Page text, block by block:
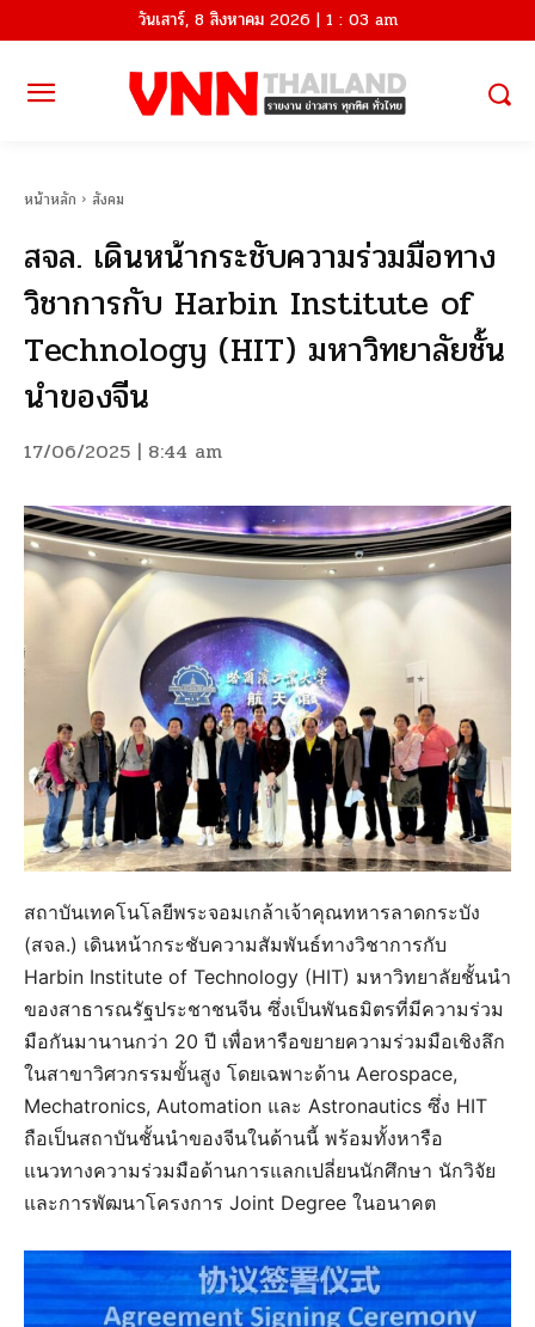
วันเสาร์, 8 สิงหาคม 2026 | 1 : 03 am
หน้าหลัก สังคม
สจล. เดินหน้ากระชับความร่วมมือทาง
วิชาการกับ Harbin Institute of
Technology (HIT) มหาวิทยาลัยชั้น
นำของจีน
17/06/2025 | 8:44 am
สถาบันเทคโนโลยีพระจอมเกล้าเจ้าคุณทหารลาดกระบัง
(สจล.) เดินหน้ากระชับความสัมพันธ์ทางวิชาการกับ
Harbin Institute of Technology (HIT) มหาวิทยาลัยชั้นนำ
ของสาธารณรัฐประชาชนจีน ซึ่งเป็นพันธมิตรที่มีความร่วม
มือกันมานานกว่า 20 ปี เพื่อหารือขยายความร่วมมือเชิงลึก
ในสาขาวิศวกรรมขั้นสูง โดยเฉพาะด้าน Aerospace,
Mechatronics, Automation และ Astronautics ซึ่ง HIT
ถือเป็นสถาบันชั้นนำของจีนในด้านนี้ พร้อมทั้งหารือ
แนวทางความร่วมมือด้านการแลกเปลี่ยนนักศึกษา นักวิจัย
และการพัฒนาโครงการ Joint Degree ในอนาคต